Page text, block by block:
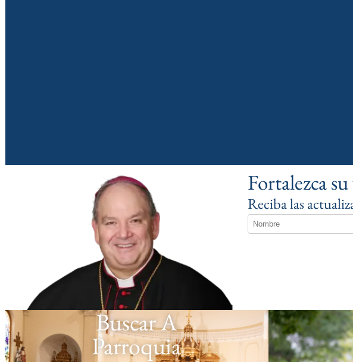
Fortalezca
Reciba las
Buscar A
Parroquia